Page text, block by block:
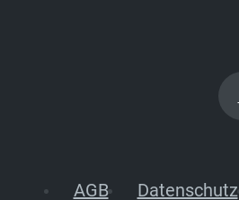
AGB Datenschutz